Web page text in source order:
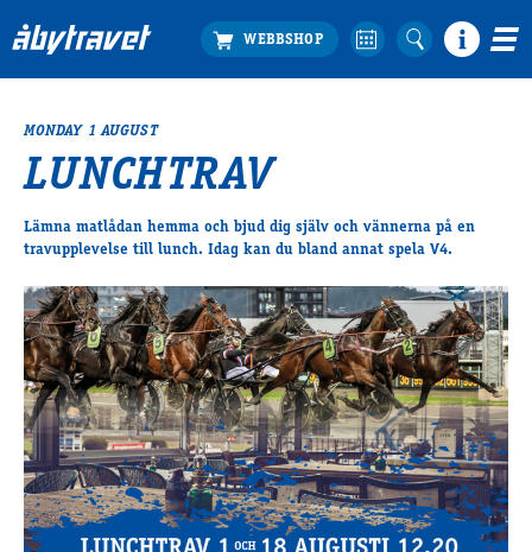
Travprogrammet
Bra att veta
Catering by Lyon
Hotell nära oss
Nybörjar­guide
Presentkort
Tävlingsdagar
FAQ
Travkonferens
MONDAY 1 AUGUST
LUNCHTRAV
Lämna matlådan hemma och bjud dig själv och vännerna på en
travupplevelse till lunch. Idag kan du bland annat spela V4.